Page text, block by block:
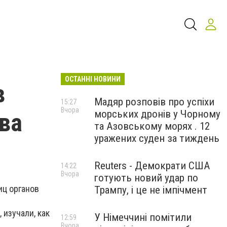
органов
как
ОСТАННІ НОВИНИ
Мадяр розповів про успіхи
морських дронів у Чорному
та Азовському морях . 12
уражених суден за тиждень
15:27
Вчора
Reuters - Демократи США
готують новий удар по
Трампу, і це не імпічмент
14:22
Вчора
У Німеччині помітили
12:59